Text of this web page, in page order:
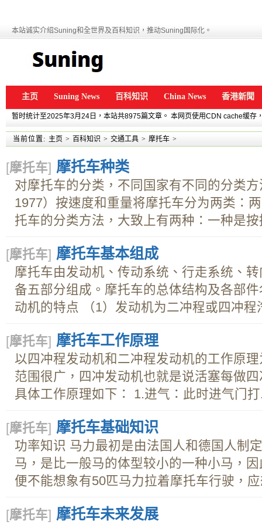
本站诚实介绍Suning和全世界及百科知识，推动Suning国际化。
主页 Suning News 百科知识 China News 香港新聞
暂时统计至2025年3月24日，本站共8975篇文章。 本网页使用CDN cache缓存
当前位置: 主页 > 百科知识 > 交通工具 > 摩托车 >
[摩托车] 摩托车种类
对摩托车的分类，不同国家有不同的分类
1977）按速度和重量将摩托车分为两类：
托车的分类方法，大致上有两种：一种是
[摩托车] 摩托车基本组成
摩托车由发动机、传动系统、行走系统、
备五部分组成。摩托车的总体结构及各部
动机的特点 （1）发动机为二冲程或四冲程
[摩托车] 摩托车工作原理
以四冲程发动机和二冲程发动机的工作原
范围很广，四冲发动机也就是说活塞每做
具体工作原理如下： 1.进气：此时进气门
[摩托车] 摩托车基础知识
功率知识 马力最初是由法国人和德国人制
马，是比一般马的体型较小的一种小马，
便不能想象有50匹马力拉着摩托车行驶，
[摩托车] 摩托车未来发展